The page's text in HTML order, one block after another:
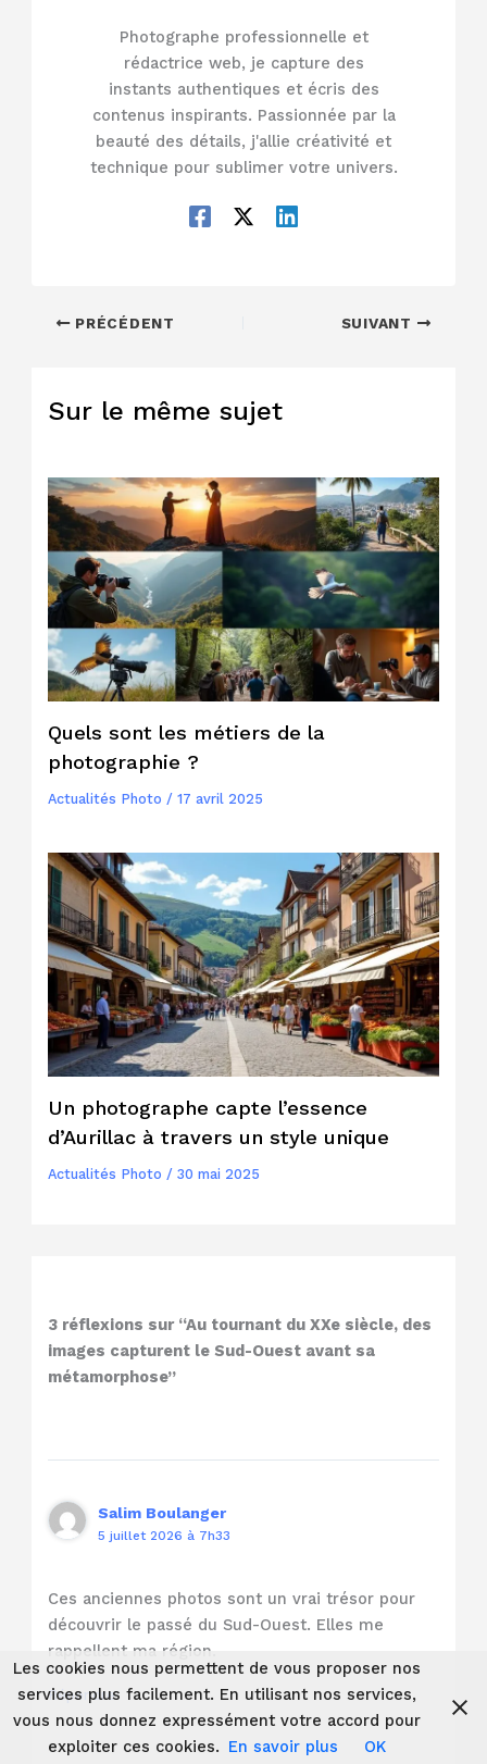
Photographe professionnelle et
rédactrice web, je capture des
instants authentiques et écris des
contenus inspirants. Passionnée par la
beauté des détails, j'allie créativité et
technique pour sublimer votre univers.
PRÉCÉDENT SUIVANT
Sur le même sujet
Quels sont les métiers de la
photographie ?
Actualités Photo / 17 avril 2025
Un photographe capte l’essence
d’Aurillac à travers un style unique
Actualités Photo / 30 mai 2025
3 réflexions sur “Au tournant du XXe siècle, des
images capturent le Sud-Ouest avant sa
métamorphose”
Salim Boulanger
5 juillet 2026 à 7h33
Ces anciennes photos sont un vrai trésor pour
découvrir le passé du Sud-Ouest. Elles me
rappellent ma région.
Répondre
Les cookies nous permettent de vous proposer nos
services plus facilement. En utilisant nos services,
vous nous donnez expressément votre accord pour
exploiter ces cookies. En savoir plus OK